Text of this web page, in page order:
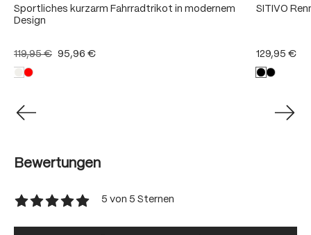
Sportliches kurzarm Fahrradtrikot in modernem
Design
119,95 € 95,96 €
SITIVO
129,95 €
Bewertungen
5 von 5 Sternen